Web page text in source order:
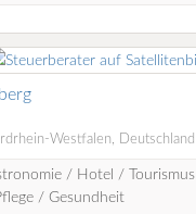
Westfalen, Deutschland
/ Hotel / Tourismus
/ Gesundheit